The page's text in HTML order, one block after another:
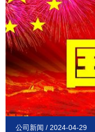
品牌企业的带动，必定会取代良
制造、销售与消费锂电电动车的
等。3、对铅酸电池的使用征收
用锂电电动车的企业。4、整车
池上存在的技术问题，解决在安
了降低制造上的成本，锂电池企
**、清洁的新能源电池。能够肯
电池取代铅酸电池，也只是时间
公司新闻 / 2024-04-29